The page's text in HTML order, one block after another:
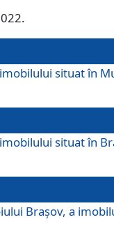
situat în
situat în
Brașov, a